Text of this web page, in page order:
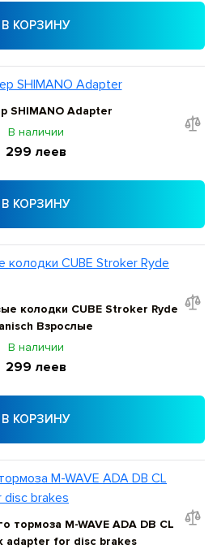
В КОРЗИНУ
SHIMANO Adapter
В наличии
299 леев
В КОРЗИНУ
колодки CUBE Stroker Ryde
Взрослые
В наличии
299 леев
В КОРЗИНУ
тормоза M-WAVE ADA DB CL
adapter for disc brakes